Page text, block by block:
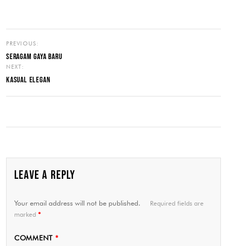
PREVIOUS:
SERAGAM GAYA BARU
NEXT:
KASUAL ELEGAN
LEAVE A REPLY
Your email address will not be published.
Required fields are
marked *
COMMENT *